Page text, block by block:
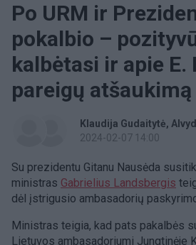
Po URM ir
pokalbio –
kalbėtasi ir apie E.
pareigų atšaukimą
Klaudija Gudaitytė
2024-02-07 14:00
Su prezidentu Gitanu Nausėda
ministras Gabrielius Landsbergis
dėl įstrigusio ambasadorių
Ministras teigia, kad pats pakalbės
Lietuvos ambasadoriumi Jungtinėje